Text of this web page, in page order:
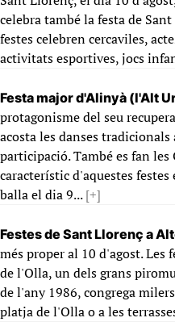
celebra també la festa de
festes celebren cercaviles,
activitats esportives, jocs
Festa major d'Alinyà (l'Alt
protagonisme del seu
acosta les danses
participació. També es fan
característic d'aquestes
balla el dia 9...[+]
Festes de Sant Llorenç a
més proper al 10 d'agost. Les
de l'Olla, un dels grans
de l'any 1986, congrega
platja de l'Olla o a les